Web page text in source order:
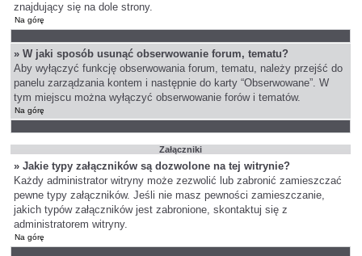
znajdujący się na dole strony.
Na górę
» W jaki sposób usunąć obserwowanie forum, tematu?
Aby wyłączyć funkcję obserwowania forum, tematu, należy przejść do
panelu zarządzania kontem i następnie do karty “Obserwowane”. W
tym miejscu można wyłączyć obserwowanie forów i tematów.
Na górę
Załączniki
» Jakie typy załączników są dozwolone na tej witrynie?
Każdy administrator witryny może zezwolić lub zabronić zamieszczać
pewne typy załączników. Jeśli nie masz pewności zamieszczanie,
jakich typów załączników jest zabronione, skontaktuj się z
administratorem witryny.
Na górę